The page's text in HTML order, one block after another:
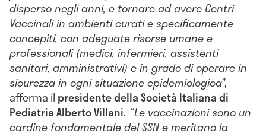
disperso negli anni, e tornare ad avere Centri
Vaccinali in ambienti curati e specificamente
concepiti, con adeguate risorse umane e
professionali (medici, infermieri, assistenti
sanitari, amministrativi) e in grado di operare in
sicurezza in ogni situazione epidemiologica”,
afferma il presidente della Società Italiana di
Pediatria Alberto Villani. “Le vaccinazioni sono un
cardine fondamentale del SSN e meritano la